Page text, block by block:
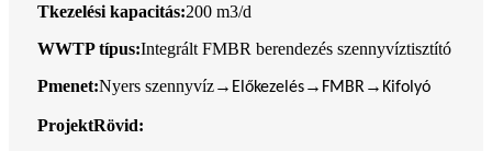
Tkezelési kapacitás:200 m3/d
WWTP típus:Integrált FMBR berendezés szennyvíztisztító
Pmenet:Nyers szennyvíz→ Előkezelés→ FMBR→ Kifolyó
ProjektRövid: